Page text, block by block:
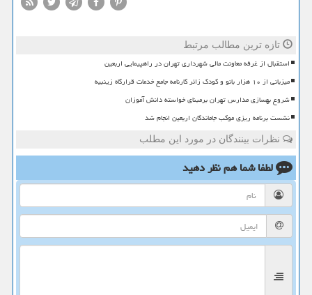
تازه ترین مطالب مرتبط
استقبال از غرفه معاونت مالی شهرداری تهران در راهپیمایی اربعین
میزبانی از ۱۰ هزار بانو و کودک زائر کارنامه جامع خدمات قرارگاه زینبیه
شروع بهسازی مدارس تهران برمبنای خواسته دانش آموزان
نشست برنامه ریزی موکب جاماندگان اربعین انجام شد
نظرات بینندگان در مورد این مطلب
لطفا شما همنظر دهید